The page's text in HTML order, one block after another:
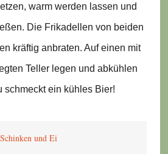
warm werden lassen und
Die Frikadellen von beiden
kräftig anbraten. Auf einen mit
Teller legen und abkühlen
schmeckt ein kühles Bier!
und Ei